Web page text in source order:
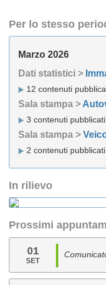
Per lo stesso
Marzo 2026
Dati statistici >
12 contenuti
Sala stampa >
3 contenuti
Sala stampa >
2 contenuti
In rilievo
Prossimi
01
SET